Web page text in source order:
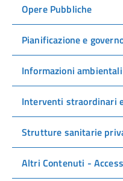
Opere Pubbliche
Pianificazione e
Informazioni ambientali
Interventi straordinari
Strutture sanitarie
Altri Contenuti -